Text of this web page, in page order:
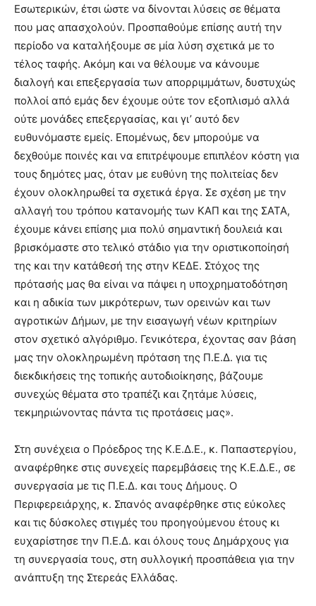
Εσωτερικών, έτσι ώστε να δίνονται λύσεις σε θέματα
που μας απασχολούν. Προσπαθούμε επίσης αυτή την
περίοδο να καταλήξουμε σε μία λύση σχετικά με το
τέλος ταφής. Ακόμη και να θέλουμε να κάνουμε
διαλογή και επεξεργασία των απορριμμάτων, δυστυχώς
πολλοί από εμάς δεν έχουμε ούτε τον εξοπλισμό αλλά
ούτε μονάδες επεξεργασίας, και γι’ αυτό δεν
ευθυνόμαστε εμείς. Επομένως, δεν μπορούμε να
δεχθούμε ποινές και να επιτρέψουμε επιπλέον κόστη για
τους δημότες μας, όταν με ευθύνη της πολιτείας δεν
έχουν ολοκληρωθεί τα σχετικά έργα. Σε σχέση με την
αλλαγή του τρόπου κατανομής των ΚΑΠ και της ΣΑΤΑ,
έχουμε κάνει επίσης μια πολύ σημαντική δουλειά και
βρισκόμαστε στο τελικό στάδιο για την οριστικοποίησή
της και την κατάθεσή της στην ΚΕΔΕ. Στόχος της
πρότασής μας θα είναι να πάψει η υποχρηματοδότηση
και η αδικία των μικρότερων, των ορεινών και των
αγροτικών Δήμων, με την εισαγωγή νέων κριτηρίων
στον σχετικό αλγόριθμο. Γενικότερα, έχοντας σαν βάση
μας την ολοκληρωμένη πρόταση της Π.Ε.Δ. για τις
διεκδικήσεις της τοπικής αυτοδιοίκησης, βάζουμε
συνεχώς θέματα στο τραπέζι και ζητάμε λύσεις,
τεκμηριώνοντας πάντα τις προτάσεις μας».
Στη συνέχεια ο Πρόεδρος της Κ.Ε.Δ.Ε., κ. Παπαστεργίου,
αναφέρθηκε στις συνεχείς παρεμβάσεις της Κ.Ε.Δ.Ε., σε
συνεργασία με τις Π.Ε.Δ. και τους Δήμους. Ο
Περιφερειάρχης, κ. Σπανός αναφέρθηκε στις εύκολες
και τις δύσκολες στιγμές του προηγούμενου έτους κι
ευχαρίστησε την Π.Ε.Δ. και όλους τους Δημάρχους για
τη συνεργασία τους, στη συλλογική προσπάθεια για την
ανάπτυξη της Στερεάς Ελλάδας.